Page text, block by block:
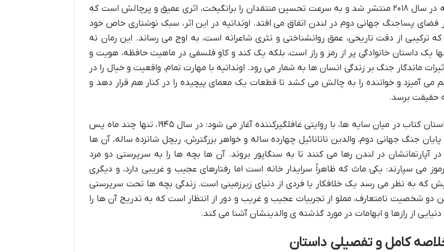
که در سال ۲۰۱۸ منتشر شد و به سرعت تحسین منتقدان را برانگیخت، اثری عمیق و پرچالش است که
فضای پساجنگ جهانی دوم در لندن اتفاق می افتد. اونداتیه در این اثر، سبک نوشتاری خاص خود
که ترکیبی از دقت تاریخی، عمق روانشناختی و نثری شاعرانه است، به اوج می رساند. این رمان نه
یک داستان خانوادگی پر از رمز و راز است، بلکه یک کند و کاو فلسفی در ماهیت حافظه، هویت و
ماندگار جنگ بر زندگی انسان ها به شمار می رود. اونداتیه با مهارت تمام، واقعیت و خیال را در
می آمیزد و خواننده را به چالش می کشد تا قطعات یک معمای پیچیده را در کنار هم قرار دهد و
حقیقت برسد.
داستان کتاب در میان سایه ها، با روایتی غافلگیرکننده آغاز می شود: در سال ۱۹۴۵، تنها چند ماه پس
پایان جنگ جهانی دوم، والدین ناتانائیل چهارده ساله و خواهر بزرگترش، ریچل شانزده ساله، آن ها
در آپارتمانشان در لندن رها می کنند تا به سنگاپور بروند. آن ها بچه ها را به سرپرستی دو مرد
می سپارند: یکی ماث که ظاهراً سرایدار خانه است اما رفتارهای عجیب و غریبی دارد، و دیگری
که به نظر می رسد یک خلافکار یا فردی از دنیای زیرزمینی است. زندگی بچه ها تحت سرپرستی
دو شخصیت نامتعارف، مملو از تجربیات عجیب و غریب و دور از انتظار است که به تدریج آن ها را
دنیایی از رازها و ابهامات در مورد گذشته ی والدینشان آشنا می کند.
کامل و تفصیلی داستان